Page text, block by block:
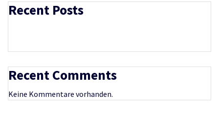
Recent Posts
Recent Comments
Keine Kommentare vorhanden.